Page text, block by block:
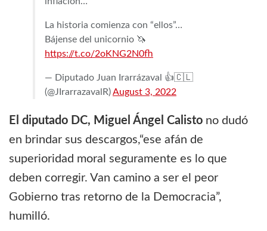
La historia comienza con “ellos”…
Bájense del unicornio 🦄
https://t.co/2oKNG2N0fh
— Diputado Juan Irarrázaval 👍🇨🇱
(@JIrarrazavalR)August 3, 2022
El diputado DC, Miguel Ángel Calisto no dudó
en brindar sus descargos,“ese afán de
superioridad moral seguramente es lo que
deben corregir. Van camino a ser el peor
Gobierno tras retorno de la Democracia”,
humilló.